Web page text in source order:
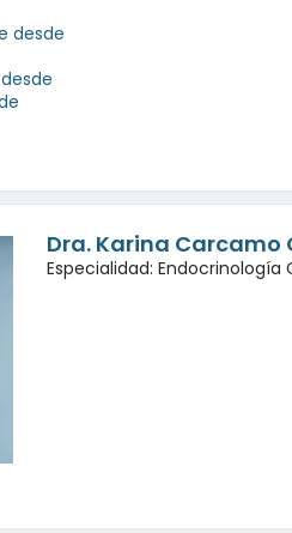
desde
Dra. Karina Carcamo
Especialidad: Endocrinología